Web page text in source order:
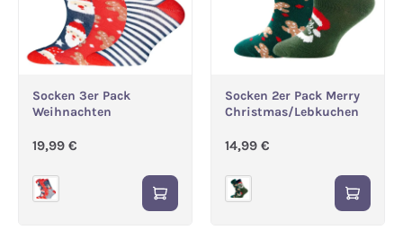
Socken 3er Pack
Weihnachten
Regulärer Preis:
19,99 €
Socken 2er Pack Merry
Christmas/Lebkuchen
Regulärer Preis:
14,99 €